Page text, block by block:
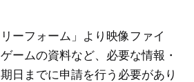
ーフォーム」より映像ファイ
ームの資料など、必要な情報・
日までに申請を行う必要があり